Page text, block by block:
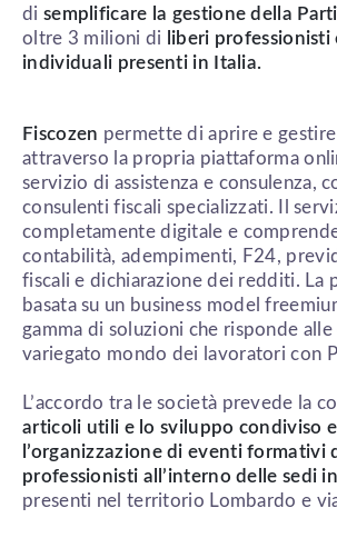
di semplificare la gestione della
oltre 3 milioni di
liberi professionisti
individuali presenti in Italia.
Fiscozen permette di aprire e
attraverso la propria piattaforma
servizio di assistenza e consulenza,
consulenti fiscali specializzati. Il
completamente digitale e
contabilità, adempimenti, F24,
fiscali e dichiarazione dei redditi. La
basata su un business model
gamma di soluzioni che risponde alle
variegato mondo dei lavoratori con
L’accordo tra le società prevede la
articoli utili e lo sviluppo condiviso e
l’organizzazione di eventi formativi
professionisti all’interno delle sedi
presenti nel territorio Lombardo e